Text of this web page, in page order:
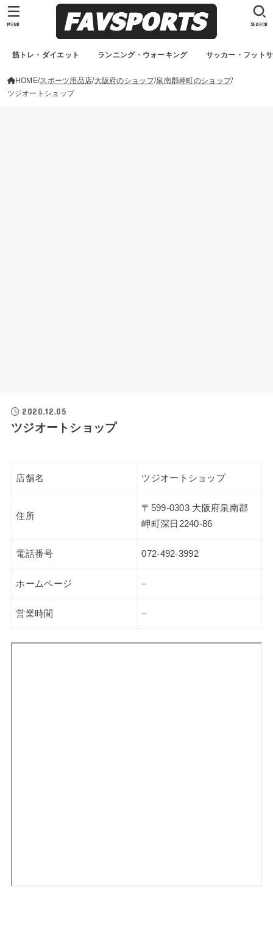
筋トレ・ダイエット ランニング・ウォーキング サッカー・フット
SEARCH
MENU
HOME スポーツ用品店 大阪府のショップ 泉南郡岬町のショップ
ツジオートショップ
2020.12.05
ツジオートショップ
店舗名 ツジオートショップ
住所
〒599-0303 大阪府泉南郡
岬町深日2240-86
電話番号 072-492-3992
ホームページ –
営業時間 –